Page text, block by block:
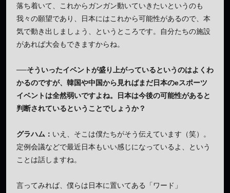
落ち着いて、これからガンガン動いていきたいというのも
我々の願望であり、日本にはこれから可能性があるので、本
気で動き出しましょう、というところです。自分たちの施設
があれば大会もできますからね。
──そういったイベントが盛り上がっているというのはよくわ
かるのですが、韓国や中国から見ればまだ日本のeスポーツ
イベントは全然弱いですよね。日本は今後の可能性があると
判断されているということでしょうか？
グラハム： いえ、そこは僕たちがそう伝えています（笑）。
定例会議などで最近日本もいい感じになっているよ、という
ことは話しますね。
言ってみれば、僕らは日本に置いてある「ワード」